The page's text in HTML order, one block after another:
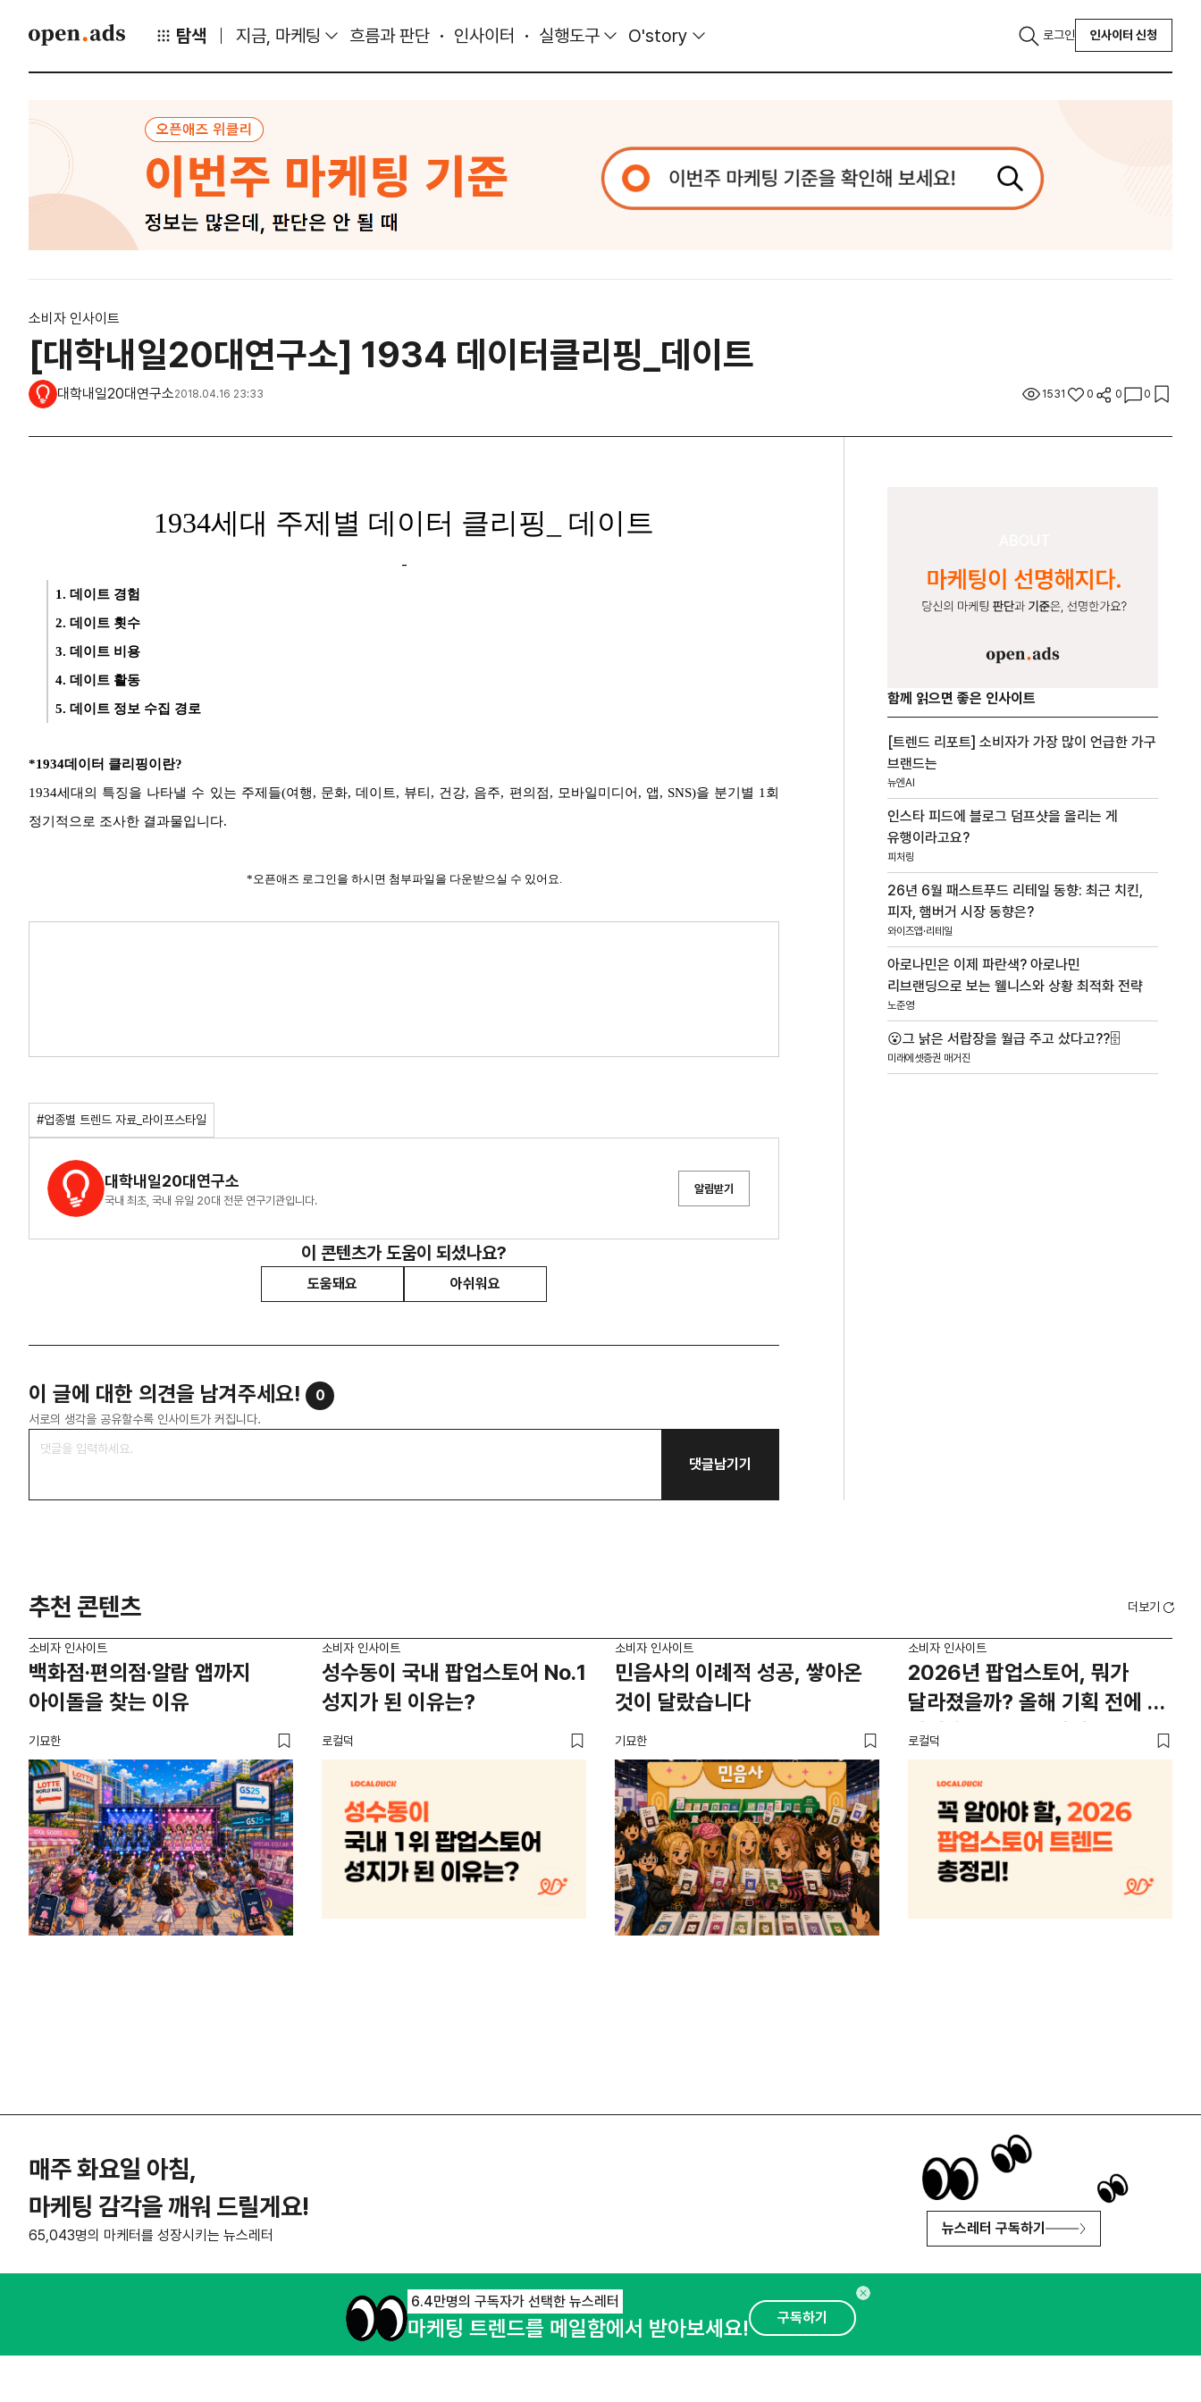
탐색 지금, 마케팅 흐름과 판단 인사이터 실행도구 O'story 로그인 인사이터 신청
소비자 인사이트
[대학내일20대연구소] 1934 데이터클리핑_데이트
대학내일20대연구소2018.04.16 23:33 1531 0 0 0
1934세대 주제별 데이터 클리핑_ 데이트
-
1. 데이트 경험
2. 데이트 횟수
3. 데이트 비용
4. 데이트 활동
5. 데이트 정보 수집 경로
*1934데이터 클리핑이란?
1934세대의 특징을 나타낼 수 있는 주제들(여행, 문화, 데이트, 뷰티, 건강, 음주, 편의점, 모바일미디어, 앱, SNS)을 분기별 1회
정기적으로 조사한 결과물입니다.
*오픈애즈 로그인을 하시면 첨부파일을 다운받으실 수 있어요.
#업종별 트렌드 자료_라이프스타일
대학내일20대연구소
국내 최초, 국내 유일 20대 전문 연구기관입니다.
알림받기
이 콘텐츠가 도움이 되셨나요?
도움돼요 아쉬워요
이 글에 대한 의견을 남겨주세요! 0
서로의 생각을 공유할수록 인사이트가 커집니다.
댓글남기기
함께 읽으면 좋은 인사이트
[트렌드 리포트] 소비자가 가장 많이 언급한 가구
브랜드는
뉴엔AI
인스타 피드에 블로그 덤프샷을 올리는 게
유행이라고요?
피처링
26년 6월 패스트푸드 리테일 동향: 최근 치킨,
피자, 햄버거 시장 동향은?
와이즈앱·리테일
아로나민은 이제 파란색? 아로나민
리브랜딩으로 보는 웰니스와 상황 최적화 전략
노준영
😮그 낡은 서랍장을 월급 주고 샀다고??🗄️
미래에셋증권 매거진
추천 콘텐츠 더보기
소비자 인사이트
백화점·편의점·알람 앱까지
아이돌을 찾는 이유
기묘한
소비자 인사이트
성수동이 국내 팝업스토어 No.1
성지가 된 이유는?
로컬덕
소비자 인사이트
민음사의 이례적 성공, 쌓아온
것이 달랐습니다
기묘한
소비자 인사이트
2026년 팝업스토어, 뭐가
달라졌을까? 올해 기획 전에 꼭
봐야 할 트렌드 4가지
로컬덕
매주 화요일 아침,
마케팅 감각을 깨워 드릴게요!
65,043명의 마케터를 성장시키는 뉴스레터 뉴스레터 구독하기
오픈애즈란 공지사항 제휴문의 인사이터 신청
6.4만명의 구독자가 선택한 뉴스레터
마케팅 트렌드를 메일함에서 받아보세요! 구독하기